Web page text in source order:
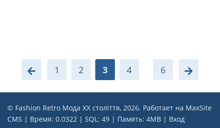
1 2 3 4 ... 6
© Fashion Retro Мода ХХ століття, 2026. Работает на MaxSite
CMS | Время: 0.0322 | SQL: 49 | Память: 4MB | Вход